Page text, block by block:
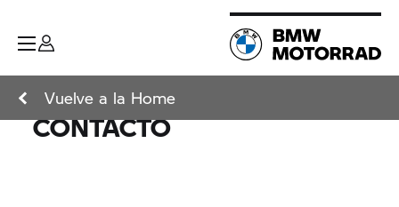
Vuelve a la Home
CONTACTO